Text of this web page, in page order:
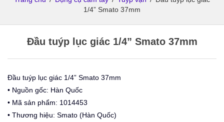
1/4” Smato 37mm
Đầu tuýp lục giác 1/4” Smato 37mm
Đầu tuýp lục giác 1/4” Smato 37mm
• Nguồn gốc: Hàn Quốc
• Mã sản phẩm: 1014453
• Thương hiệu: Smato (Hàn Quốc)